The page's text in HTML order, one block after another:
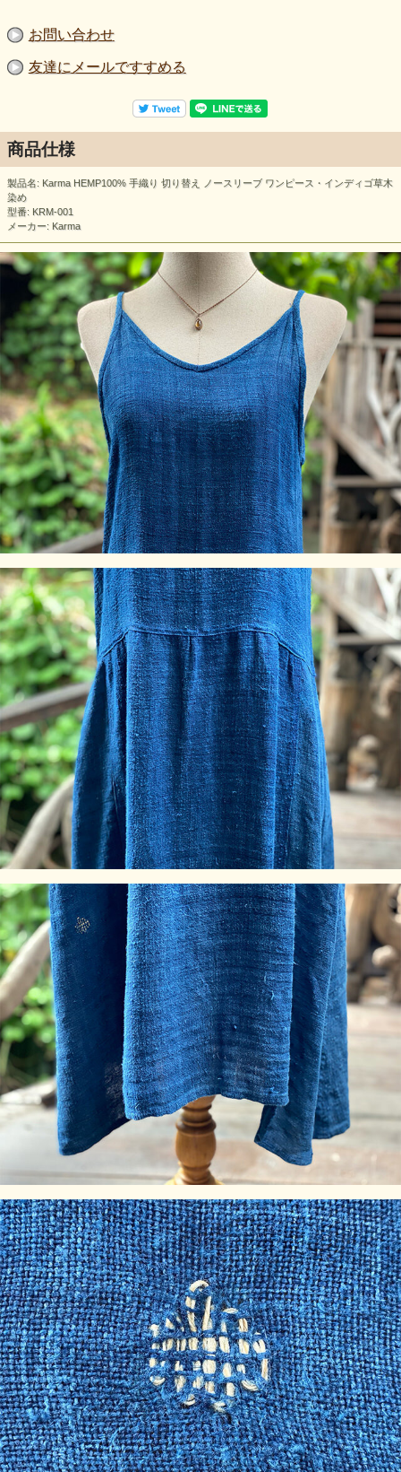
お問い合わせ
友達にメールですすめる
商品仕様
製品名: Karma HEMP100% 手織り 切り替え ノースリーブ ワンピース・インディゴ草木
染め
型番: KRM-001
メーカー: Karma